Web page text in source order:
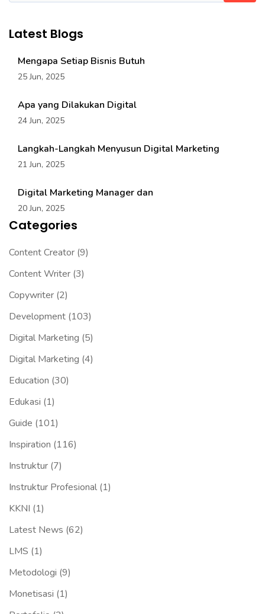
Latest Blogs
Mengapa Setiap Bisnis Butuh
25 Jun, 2025
Apa yang Dilakukan Digital
24 Jun, 2025
Langkah-Langkah Menyusun Digital Marketing
21 Jun, 2025
Digital Marketing Manager dan
20 Jun, 2025
Categories
Content Creator (9)
Content Writer (3)
Copywriter (2)
Development (103)
Digital Marketing (5)
Digital Marketing (4)
Education (30)
Edukasi (1)
Guide (101)
Inspiration (116)
Instruktur (7)
Instruktur Profesional (1)
KKNI (1)
Latest News (62)
LMS (1)
Metodologi (9)
Monetisasi (1)